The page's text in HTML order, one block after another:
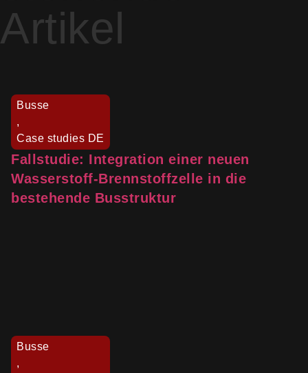
Artikel
Busse
,
Case studies DE
Fallstudie: Integration einer neuen
Wasserstoff-Brennstoffzelle in die
bestehende Busstruktur
Busse
,